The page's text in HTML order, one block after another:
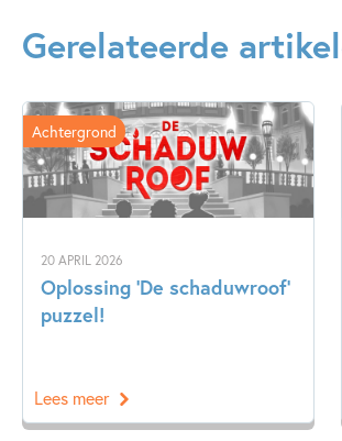
Gerelateerde
20 APRIL 2026
Oplossing ‘De schaduwroof’
puzzel!
Achtergrond
Lees meer